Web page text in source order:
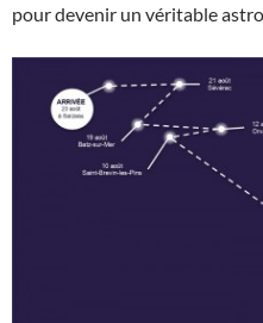
pour devenir un véritable